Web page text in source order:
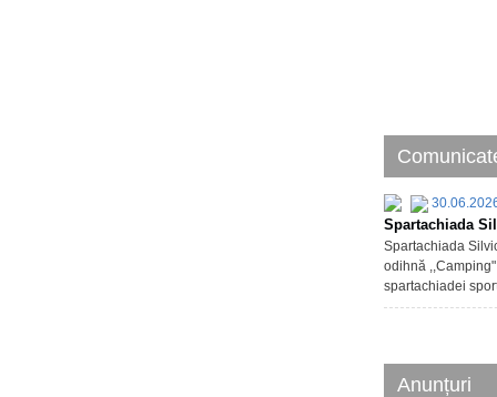
Spartachiada
Spartachiada
odihnă
spartachiadei
Anunțuri